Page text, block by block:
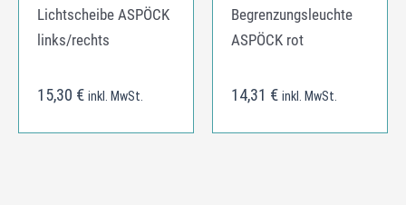
Lichtscheibe ASPÖCK
links/rechts
15,30 € inkl. MwSt.
Begrenzungsleuchte
ASPÖCK rot
14,31 € inkl. MwSt.